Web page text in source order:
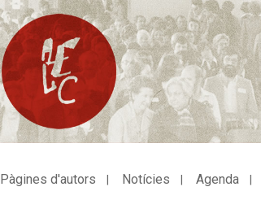
Pàgines d'autors Notícies Agenda